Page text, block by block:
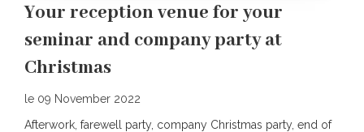
Your reception venue for your
seminar and company party at
Christmas
le 09 November 2022
Afterwork, farewell party, company Christmas party, end of